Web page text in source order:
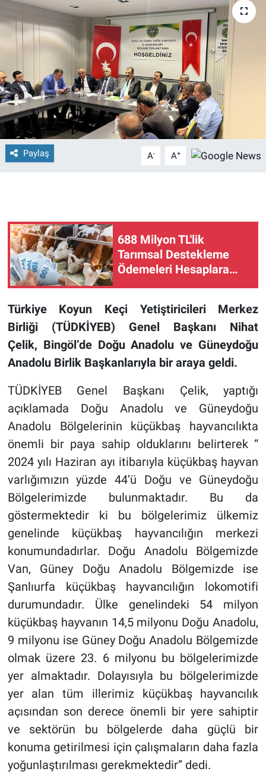
Paylaş A- A+
688 Milyon TL'lik
Tarımsal Destekleme
Ödemeleri Hesaplara
Türkiye Koyun Keçi Yetiştiricileri Merkez
Birliği (TÜDKİYEB) Genel Başkanı Nihat
Çelik, Bingöl’de Doğu Anadolu ve Güneydoğu
Anadolu Birlik Başkanlarıyla bir araya geldi.
TÜDKİYEB Genel Başkanı Çelik, yaptığı
açıklamada Doğu Anadolu ve Güneydoğu
Anadolu Bölgelerinin küçükbaş hayvancılıkta
önemli bir paya sahip olduklarını belirterek “
2024 yılı Haziran ayı itibarıyla küçükbaş hayvan
varlığımızın yüzde 44’ü Doğu ve Güneydoğu
Bölgelerimizde bulunmaktadır. Bu da
göstermektedir ki bu bölgelerimiz ülkemiz
genelinde küçükbaş hayvancılığın merkezi
konumundadırlar. Doğu Anadolu Bölgemizde
Van, Güney Doğu Anadolu Bölgemizde ise
Şanlıurfa küçükbaş hayvancılığın lokomotifi
durumundadır. Ülke genelindeki 54 milyon
küçükbaş hayvanın 14,5 milyonu Doğu Anadolu,
9 milyonu ise Güney Doğu Anadolu Bölgemizde
olmak üzere 23. 6 milyonu bu bölgelerimizde
yer almaktadır. Dolayısıyla bu bölgelerimizde
yer alan tüm illerimiz küçükbaş hayvancılık
açısından son derece önemli bir yere sahiptir
ve sektörün bu bölgelerde daha güçlü bir
konuma getirilmesi için çalışmaların daha fazla
yoğunlaştırılması gerekmektedir” dedi.